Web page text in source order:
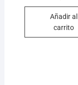
Añadir al
carrito